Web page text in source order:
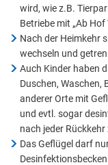
wird, wie z.B.
Betriebe mit „Ab
Nach der Heimkehr
wechseln und
Auch Kinder haben
Duschen, Waschen,
anderer Orte mit
und evtl. sogar
nach jeder Rückkehr
Das Geflügel darf